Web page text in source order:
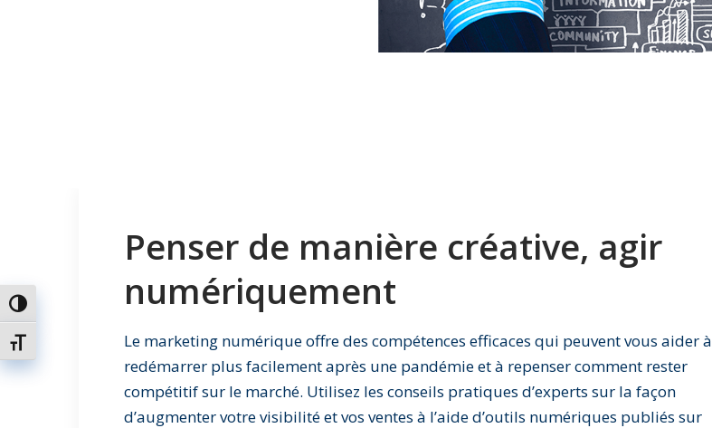
Passer en contraste élevé
Changer la taille de la police
Penser de manière créative, agir
numériquement
Le marketing numérique offre des compétences efficaces qui peuvent vous aider à
redémarrer plus facilement après une pandémie et à repenser comment rester
compétitif sur le marché. Utilisez les conseils pratiques d’experts sur la façon
d’augmenter votre visibilité et vos ventes à l’aide d’outils numériques publiés sur